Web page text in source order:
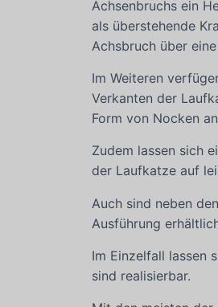
Achsenbruchs ein
als überstehende
Achsbruch über
Im Weiteren
Verkanten der
Form von Nocken
Zudem lassen sich
der Laufkatze auf
Auch sind neben
Ausführung
Im Einzelfall lassen
sind realisierbar.